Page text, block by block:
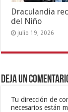
Draculandia
del Niño
julio 19, 2026
Deja un
Tu dirección de
necesarios están